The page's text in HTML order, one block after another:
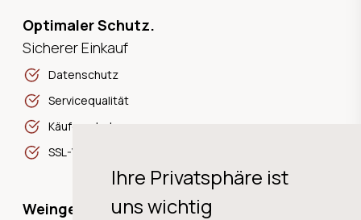
Ihre Privatsphäre ist
uns wichtig
Optimaler Schutz.
Sicherer Einkauf
Datenschutz
Servicequalität
Käuferschutz
SSL-Verschlüsselung
Weingeschichten,